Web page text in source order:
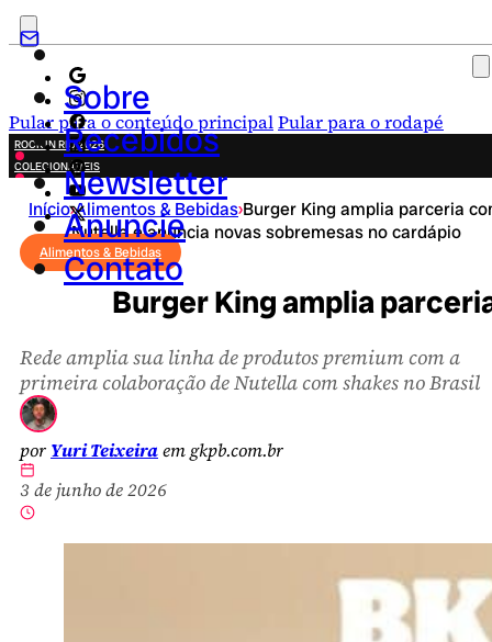
Pular para o conteúdo principalPular para o rodapé
Sobre
Recebidos
Newsletter
Anuncie
Contato
ROCK IN RIO 2026
COLECIONÁVEIS
FESTA JUNINA
NOVIDADES
CAMPANHAS CRIATIVAS
Início›Alimentos & Bebidas›Burger King amplia parceria
Nutella e anuncia novas sobremesas no cardápio
Alimentos & Bebidas
Burger King amplia
Rede amplia sua linha de produtos premium com a
primeira colaboração de Nutella com shakes no Brasil
por Yuri Teixeiraem gkpb.com.br
3 de junho de 2026